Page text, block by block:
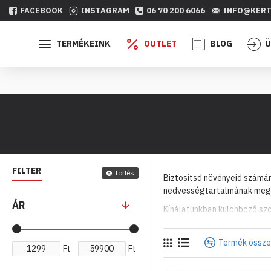
FACEBOOK INSTAGRAM 06 70 200 6066
TERMÉKEINK OUTLET BLOG
FILTER Törlés
ÁR
Ft Ft
Biztosítsd növényeid
nedvességtartalmának
Kínálatunkban különböző
Termék